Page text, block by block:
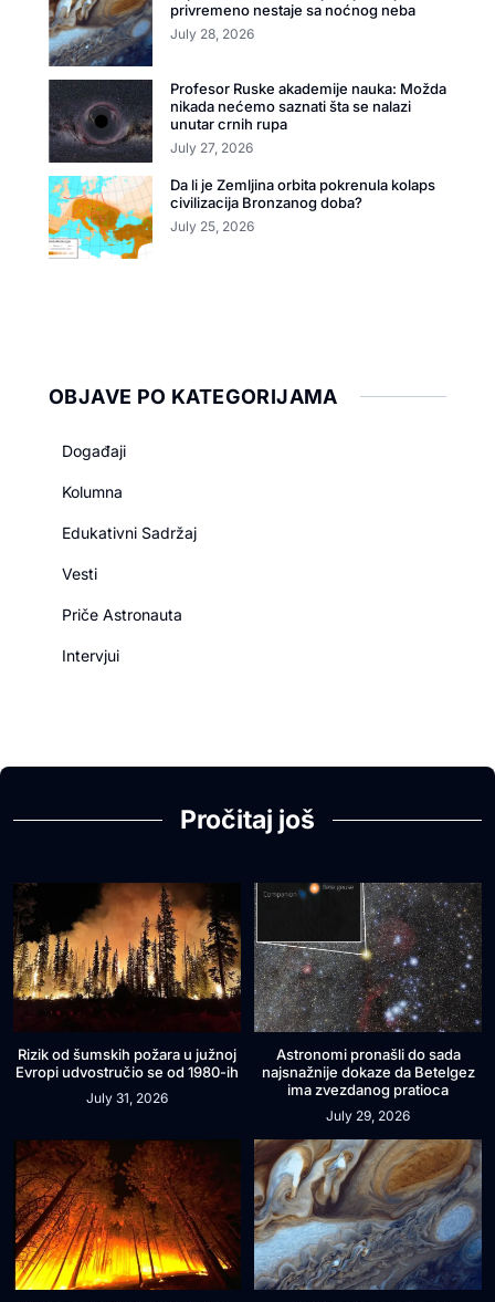
privremeno nestaje sa noćnog neba
July 28, 2026
Profesor Ruske akademije nauka: Možda
nikada nećemo saznati šta se nalazi
unutar crnih rupa
July 27, 2026
Da li je Zemljina orbita pokrenula kolaps
civilizacija Bronzanog doba?
July 25, 2026
OBJAVE PO KATEGORIJAMA
Događaji
Kolumna
Edukativni Sadržaj
Vesti
Priče Astronauta
Intervjui
Pročitaj još
Rizik od šumskih požara u južnoj
Evropi udvostručio se od 1980-ih
July 31, 2026
Astronomi pronašli do sada
najsnažnije dokaze da Betelgez
ima zvezdanog pratioca
July 29, 2026